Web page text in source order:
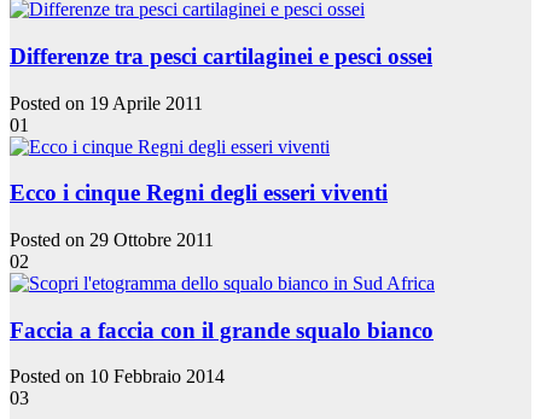
Differenze tra pesci cartilaginei e pesci ossei
Posted on 19 Aprile 2011
01
Ecco i cinque Regni degli esseri viventi
Posted on 29 Ottobre 2011
02
Faccia a faccia con il grande squalo bianco
Posted on 10 Febbraio 2014
03